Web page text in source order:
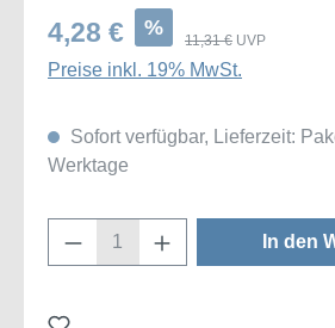
4,28 € %
11,31 € UVP
Preise inkl. 19% MwSt.
Sofort verfügbar, Lieferzeit:
Werktage
Produkt Anzahl: GibIn den